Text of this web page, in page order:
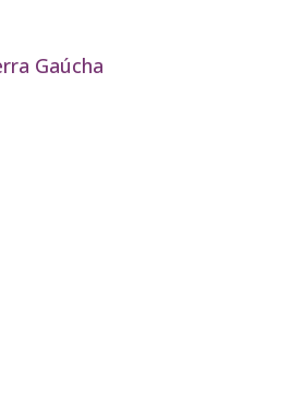
Gaúcha